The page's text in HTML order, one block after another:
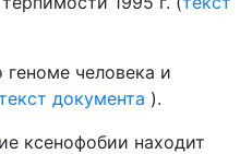
человека и
документа ).
ксенофобии находит